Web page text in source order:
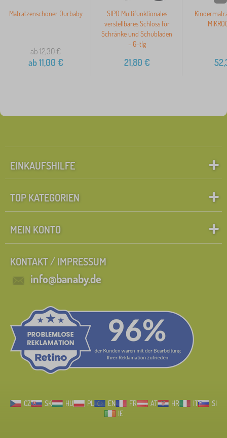
Matratzenschoner Ourbaby
ab 12,30€
ab11,00 €
SIPO Multifunktionales
verstellbares Schloss für
Schränke und Schubladen
- 6-tlg
21,80 €
EINKAUFSHILFE
TOP KATEGORIEN
MEIN KONTO
KONTAKT / IMPRESSUM
info@banaby.de
CZ SK HU PL EN FR AT HR IT
SI
IE